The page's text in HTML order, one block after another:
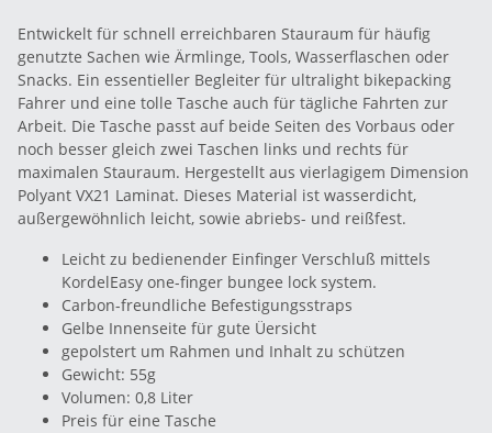
Entwickelt für schnell erreichbaren Stauraum für häufig
genutzte Sachen wie Ärmlinge, Tools, Wasserflaschen oder
Snacks. Ein essentieller Begleiter für ultralight bikepacking
Fahrer und eine tolle Tasche auch für tägliche Fahrten zur
Arbeit. Die Tasche passt auf beide Seiten des Vorbaus oder
noch besser gleich zwei Taschen links und rechts für
maximalen Stauraum. Hergestellt aus vierlagigem Dimension
Polyant VX21 Laminat. Dieses Material ist wasserdicht,
außergewöhnlich leicht, sowie abriebs- und reißfest.
Leicht zu bedienender Einfinger Verschluß mittels
KordelEasy one-finger bungee lock system.
Carbon-freundliche Befestigungsstraps
Gelbe Innenseite für gute Üersicht
gepolstert um Rahmen und Inhalt zu schützen
Gewicht: 55g
Volumen: 0,8 Liter
Preis für eine Tasche